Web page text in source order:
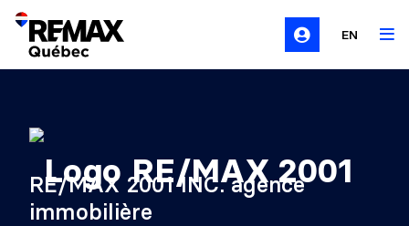
EN
RE/MAX 2001 INC. agence
immobilière